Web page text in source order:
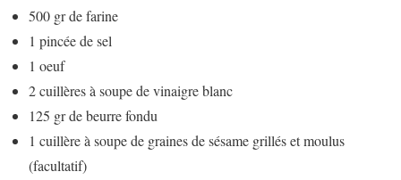
500 gr de farine
1 pincée de sel
1 oeuf
2 cuillères à soupe de vinaigre blanc
125 gr de beurre fondu
1 cuillère à soupe de graines de sésame grillés et moulus
(facultatif)